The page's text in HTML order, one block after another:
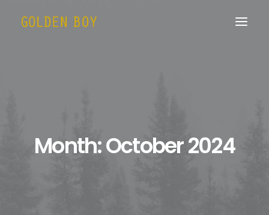
Month: October 2024